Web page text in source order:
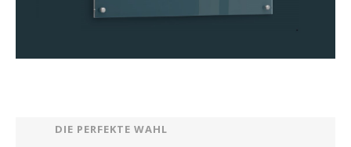
DIE PERFEKTE WAHL